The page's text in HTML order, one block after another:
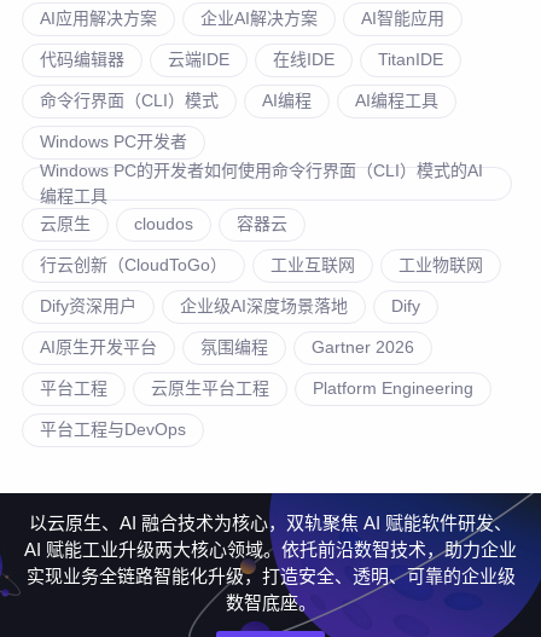
AI应用解决方案 企业AI解决方案 AI智能应用
代码编辑器 云端IDE 在线IDE TitanIDE
命令行界面（CLI）模式 AI编程 AI编程工具
Windows PC开发者
Windows PC的开发者如何使用命令行界面（CLI）模式的AI
编程工具
云原生
cloudos 容器云
行云创新（CloudToGo） 工业互联网 工业物联网
Dify资深用户 企业级AI深度场景落地 Dify
AI原生开发平台 氛围编程 Gartner 2026
平台工程 云原生平台工程 Platform Engineering
平台工程与DevOps
以云原生、AI 融合技术为核心，双轨聚焦 AI 赋能软件研发、
AI 赋能工业升级两大核心领域。依托前沿数智技术，助力企业
实现业务全链路智能化升级，打造安全、透明、可靠的企业级
数智底座。